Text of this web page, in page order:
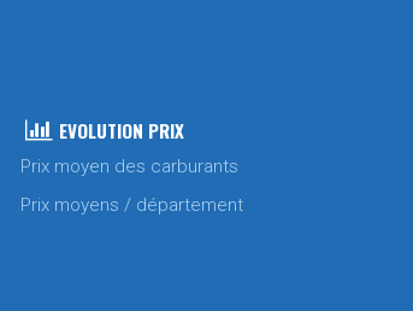
EVOLUTION PRIX
Prix moyen des carburants
Prix moyens / département